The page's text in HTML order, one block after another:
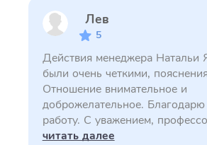
Лев
5
Действия менеджера Натальи
были очень четкими,
Отношение внимательное и
доброжелательное.
работу. С уважением,
читать далее